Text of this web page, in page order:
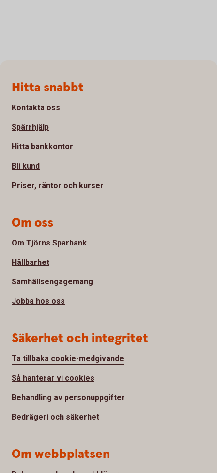
Sidfot
Hitta snabbt
Kontakta oss
Spärrhjälp
Hitta bankkontor
Bli kund
Priser, räntor och kurser
Om oss
Om Tjörns Sparbank
Hållbarhet
Samhällsengagemang
Jobba hos oss
Säkerhet och integritet
Ta tillbaka cookie-medgivande
Så hanterar vi cookies
Behandling av personuppgifter
Bedrägeri och säkerhet
Om webbplatsen